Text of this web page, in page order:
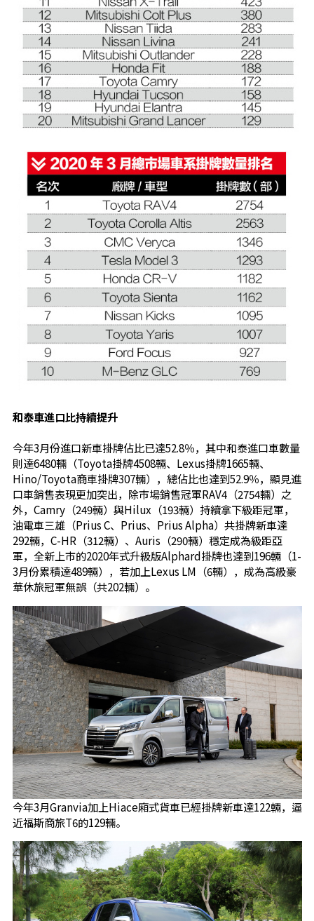
和泰車進口比持續提升
今年3月份進口新車掛牌佔比已達52.8％，其中和泰進口車數量
則達6480輛（Toyota掛牌4508輛、Lexus掛牌1665輛、
Hino/Toyota商車掛牌307輛），總佔比也達到52.9％，顯見進
口車銷售表現更加突出，除市場銷售冠軍RAV4（2754輛）之
外，Camry（249輛）與Hilux（193輛）持續拿下級距冠軍，
油電車三雄（Prius C、Prius、Prius Alpha）共掛牌新車達
292輛，C-HR（312輛）、Auris（290輛）穩定成為級距亞
軍，全新上市的2020年式升級版Alphard掛牌也達到196輛（1-
3月份累積達489輛），若加上Lexus LM（6輛），成為高級豪
華休旅冠軍無誤（共202輛）。
今年3月Granvia加上Hiace廂式貨車已經掛牌新車達122輛，逼
近福斯商旅T6的129輛。